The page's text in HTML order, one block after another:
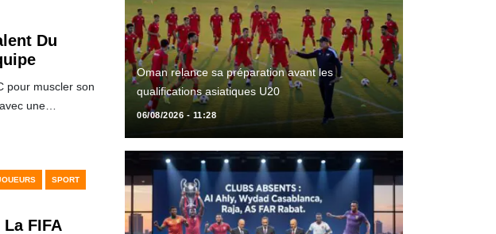
Du
pour muscler son
une…
SPORT
FIFA
Oman relance sa préparation avant les
qualifications asiatiques U20
06/08/2026 - 11:28